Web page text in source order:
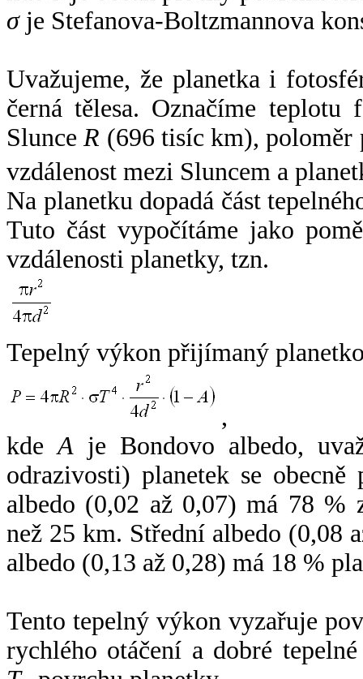
σje Stefanova-Boltzmannova
Uvažujeme, že planetka i
černá tělesa. Označíme
SlunceR (696 tisíc km),
vzdálenost mezi Sluncem a
Na planetku dopadá část
Tuto část vypočítáme jako
vzdálenosti planetky, tzn.
Tepelný výkon přijímaný
,
kdeA je Bondovo albedo,
odrazivosti) planetek se
albedo (0,02 až 0,07) má 78 %
než 25 km. Střední albedo (0,08
albedo (0,13 až 0,28) má 18 %
Tento tepelný výkon vyzařuje
rychlého otáčení a dobré